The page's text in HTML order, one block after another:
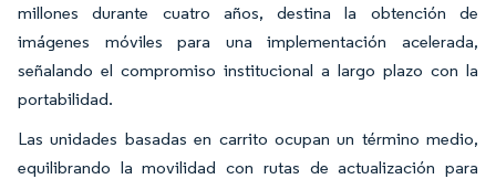
millones durante cuatro años, destina la obtención de
imágenes móviles para una implementación acelerada,
señalando el compromiso institucional a largo plazo con la
portabilidad.
Las unidades basadas en carrito ocupan un término medio,
equilibrando la movilidad con rutas de actualización para